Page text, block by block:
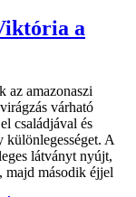
a
az amazonaszi
várható
családjával és
különlegességet. A
látványt nyújt,
majd második éjjel